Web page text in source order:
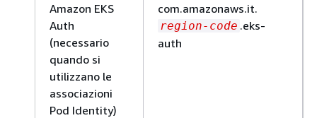
Amazon EKS
Auth
(necessario
quando si
utilizzano le
associazioni
Pod Identity)
com.amazonaws.it.
region-code .eks-
auth